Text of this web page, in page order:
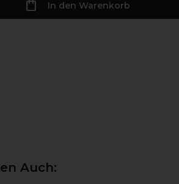
In den Warenkorb
Auch: